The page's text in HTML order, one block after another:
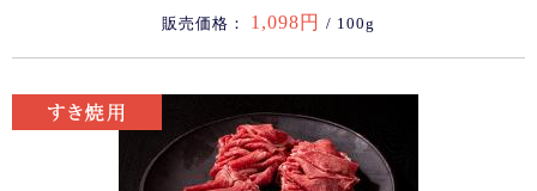
販売価格： 1,098円 / 100g